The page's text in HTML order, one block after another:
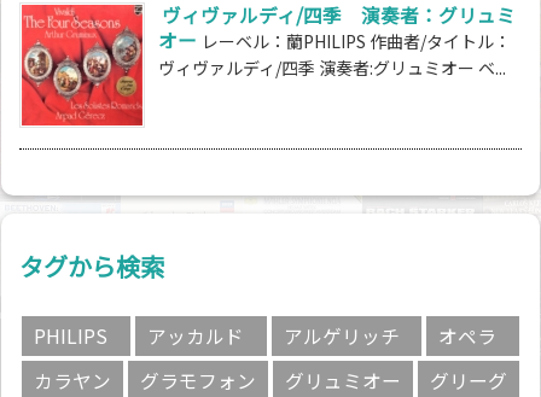
ヴィヴァルディ/四季 演奏者：グリュミ
オー レーベル：蘭PHILIPS 作曲者/タイトル：
ヴィヴァルディ/四季 演奏者:グリュミオー ベ...
タグから検索
PHILIPS アッカルド アルゲリッチ
オペラ
カラヤン
グラモフォン グリュミオー
グリーグ